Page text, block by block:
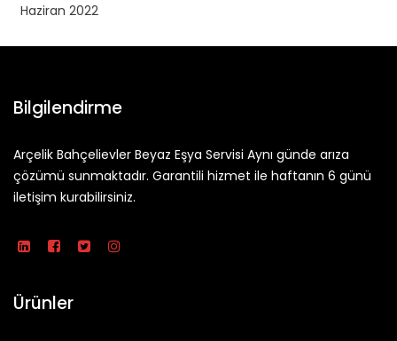
Haziran 2022
Bilgilendirme
Arçelik Bahçelievler Beyaz Eşya Servisi Aynı günde arıza
çözümü sunmaktadır. Garantili hizmet ile haftanın 6 günü
iletişim kurabilirsiniz.
Ürünler